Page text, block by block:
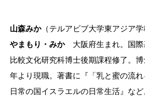
山森みか（テルアビブ大学東アジア学
やまもり・みか大阪府生まれ。国際
比較文化研究科博士後期課程修了。
年より現職。著書に『「乳と蜜の流
日常の国イスラエルの日常生活』な